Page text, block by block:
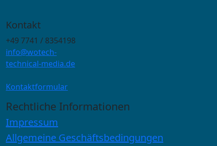
Kontakt
+49 7741 / 8354198
info@wotech-
technical-media.de
Kontaktformular
Rechtliche Informationen
Impressum
Allgemeine Geschäftsbedingungen